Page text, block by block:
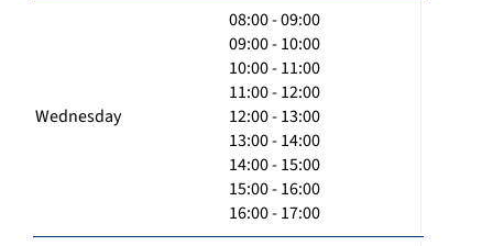
Wednesday
08:00 - 09:00
09:00 - 10:00
10:00 - 11:00
11:00 - 12:00
12:00 - 13:00
13:00 - 14:00
14:00 - 15:00
15:00 - 16:00
16:00 - 17:00